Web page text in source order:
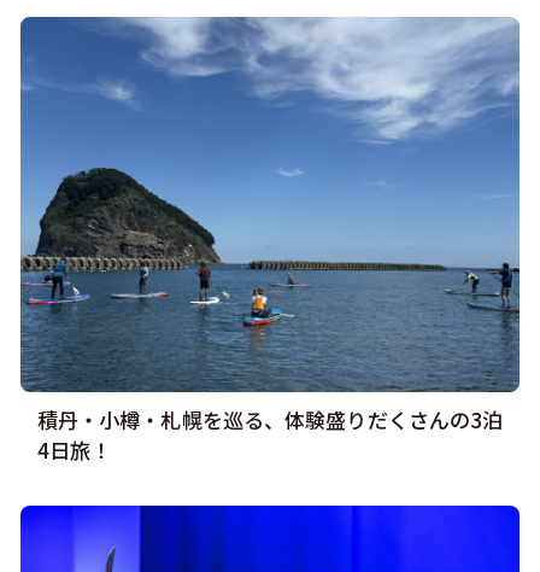
積丹・小樽・札幌を巡る、体験盛りだくさんの3泊
4日旅！